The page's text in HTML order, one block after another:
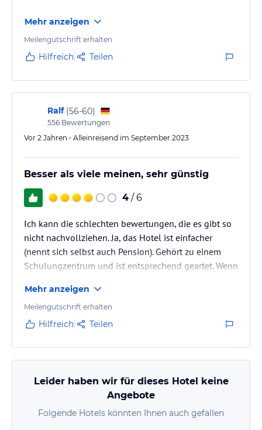
Mehr anzeigen
Meilengutschrift erhalten
Hilfreich Teilen
Ralf (56-60)
556 Bewertungen
Vor 2 Jahren • Alleinreisend im September 2023
Besser als viele meinen, sehr günstig
4 / 6
Ich kann die schlechten bewertungen, die es gibt so
nicht nachvollziehen. Ja, das Hotel ist einfacher
(nennt sich selbst auch Pension). Gehört zu einem
Schulungzentrum und ist entsprechend geartet. Wenn
günstig!
Mehr anzeigen
Meilengutschrift erhalten
Hilfreich Teilen
Leider haben wir für dieses Hotel keine
Angebote
Folgende Hotels könnten Ihnen auch gefallen